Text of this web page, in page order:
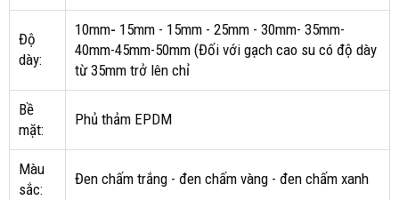
Độ
dày:
10mm- 15mm - 15mm - 25mm - 30mm- 35mm-
40mm-45mm-50mm (Đối với gạch cao su có độ dày
từ 35mm trở lên chỉ
Bề
mặt:
Phủ thảm EPDM
Màu
sắc:
Đen chấm trắng - đen chấm vàng - đen chấm xanh